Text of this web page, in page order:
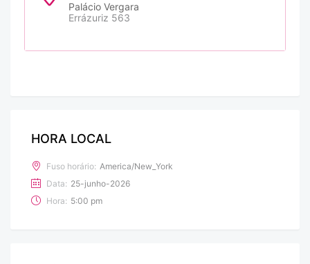
Palácio Vergara
Errázuriz 563
HORA LOCAL
Fuso horário: America/New_York
Data: 25-junho-2026
Hora: 5:00 pm